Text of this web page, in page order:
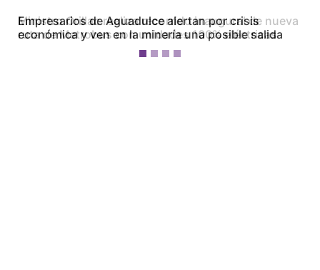
Empresarios de Aguadulce alertan por crisis
económica y ven en la minería una posible salida